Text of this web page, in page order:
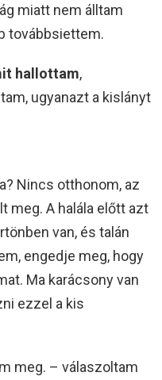
miatt nem álltam
továbbsiettem.
hallottam,
ugyanazt a kislányt
Nincs otthonom, az
meg. A halála előtt azt
van, és talán
engedje meg, hogy
Ma karácsony van
ezzel a kis
meg. – válaszoltam